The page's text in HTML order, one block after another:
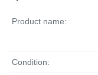
Product name:
Condition: